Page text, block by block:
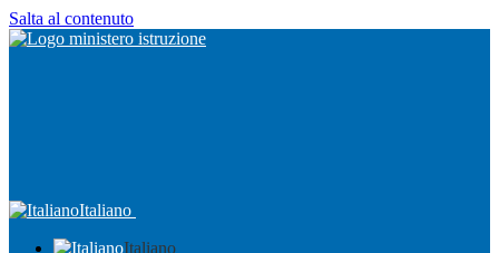
Salta al contenuto
Italiano
Italiano